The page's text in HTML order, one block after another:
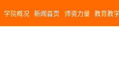
学院概况 新闻首页 师资力量 教育教学